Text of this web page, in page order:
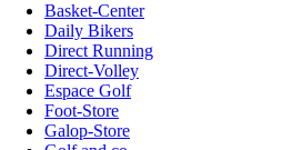
Basket-Center
Daily Bikers
Direct Running
Direct-Volley
Espace Golf
Foot-Store
Galop-Store